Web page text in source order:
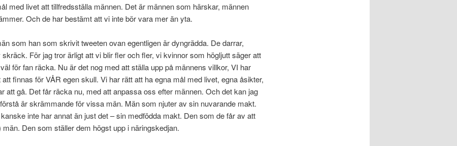
med livet att tillfredsställa männen. Det är männen som härskar, männen
Och de har bestämt att vi inte bör vara mer än yta.
som han som skrivit tweeten ovan egentligen är dyngrädda. De darrar,
För jag tror ärligt att vi blir fler och fler, vi kvinnor som högljutt säger att
för fan räcka. Nu är det nog med att ställa upp på männens villkor, VI har
finnas för VÅR egen skull. Vi har rätt att ha egna mål med livet, egna åsikter,
att gå. Det får räcka nu, med att anpassa oss efter männen. Och det kan jag
är skrämmande för vissa män. Män som njuter av sin nuvarande makt.
inte har annat än just det – sin medfödda makt. Den som de får av att
män. Den som ställer dem högst upp i näringskedjan.